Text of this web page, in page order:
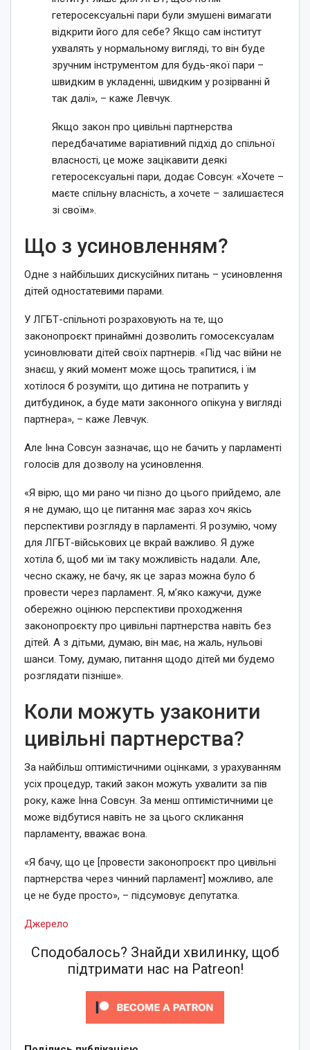
гетеросексуальні пари були змушені вимагати
відкрити його для себе? Якщо сам інститут
ухвалять у нормальному вигляді, то він буде
зручним інструментом для будь-якої пари –
швидким в укладенні, швидким у розірванні й
так далі», – каже Левчук.
Якщо закон про цивільні партнерства
передбачатиме варіативний підхід до спільної
власності, це може зацікавити деякі
гетеросексуальні пари, додає Совсун: «Хочете –
маєте спільну власність, а хочете – залишаєтеся
зі своїм».
Що з усиновленням?
Одне з найбільших дискусійних питань – усиновлення
дітей одностатевими парами.
У ЛГБТ-спільноті розраховують на те, що
законопроєкт принаймні дозволить гомосексуалам
усиновлювати дітей своїх партнерів. «Під час війни не
знаєш, у який момент може щось трапитися, і їм
хотілося б розуміти, що дитина не потрапить у
дитбудинок, а буде мати законного опікуна у вигляді
партнера», – каже Левчук.
Але Інна Совсун зазначає, що не бачить у парламенті
голосів для дозволу на усиновлення.
«Я вірю, що ми рано чи пізно до цього прийдемо, але
я не думаю, що це питання має зараз хоч якісь
перспективи розгляду в парламенті. Я розумію, чому
для ЛГБТ-військових це вкрай важливо. Я дуже
хотіла б, щоб ми їм таку можливість надали. Але,
чесно скажу, не бачу, як це зараз можна було б
провести через парламент. Я, м’яко кажучи, дуже
обережно оцінюю перспективи проходження
законопроєкту про цивільні партнерства навіть без
дітей. А з дітьми, думаю, він має, на жаль, нульові
шанси. Тому, думаю, питання щодо дітей ми будемо
розглядати пізніше».
Коли можуть узаконити
цивільні партнерства?
За найбільш оптимістичними оцінками, з урахуванням
усіх процедур, такий закон можуть ухвалити за пів
року, каже Інна Совсун. За менш оптимістичними це
може відбутися навіть не за цього скликання
парламенту, вважає вона.
«Я бачу, що це [провести законопроєкт про цивільні
партнерства через чинний парламент] можливо, але
це не буде просто», – підсумовує депутатка.
Джерело
Сподобалось? Знайди хвилинку, щоб
підтримати нас на Patreon!